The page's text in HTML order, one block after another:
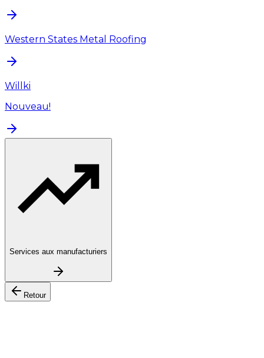
Western States Metal Roofing
Willki
Nouveau!
Services aux manufacturiers
Retour